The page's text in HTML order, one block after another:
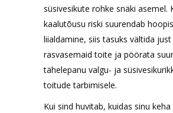
süsivesikute rohke snäki asemel.
kaalutõusu riski suurendab
liialdamine, siis tasuks vältida just
rasvasemaid toite ja pöörata
tähelepanu valgu- ja
toitude tarbimisele.
Kui sind huvitab, kuidas sinu